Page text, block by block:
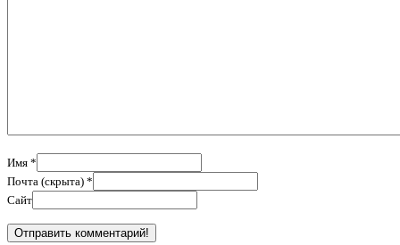
Имя *
Почта (скрыта) *
Сайт